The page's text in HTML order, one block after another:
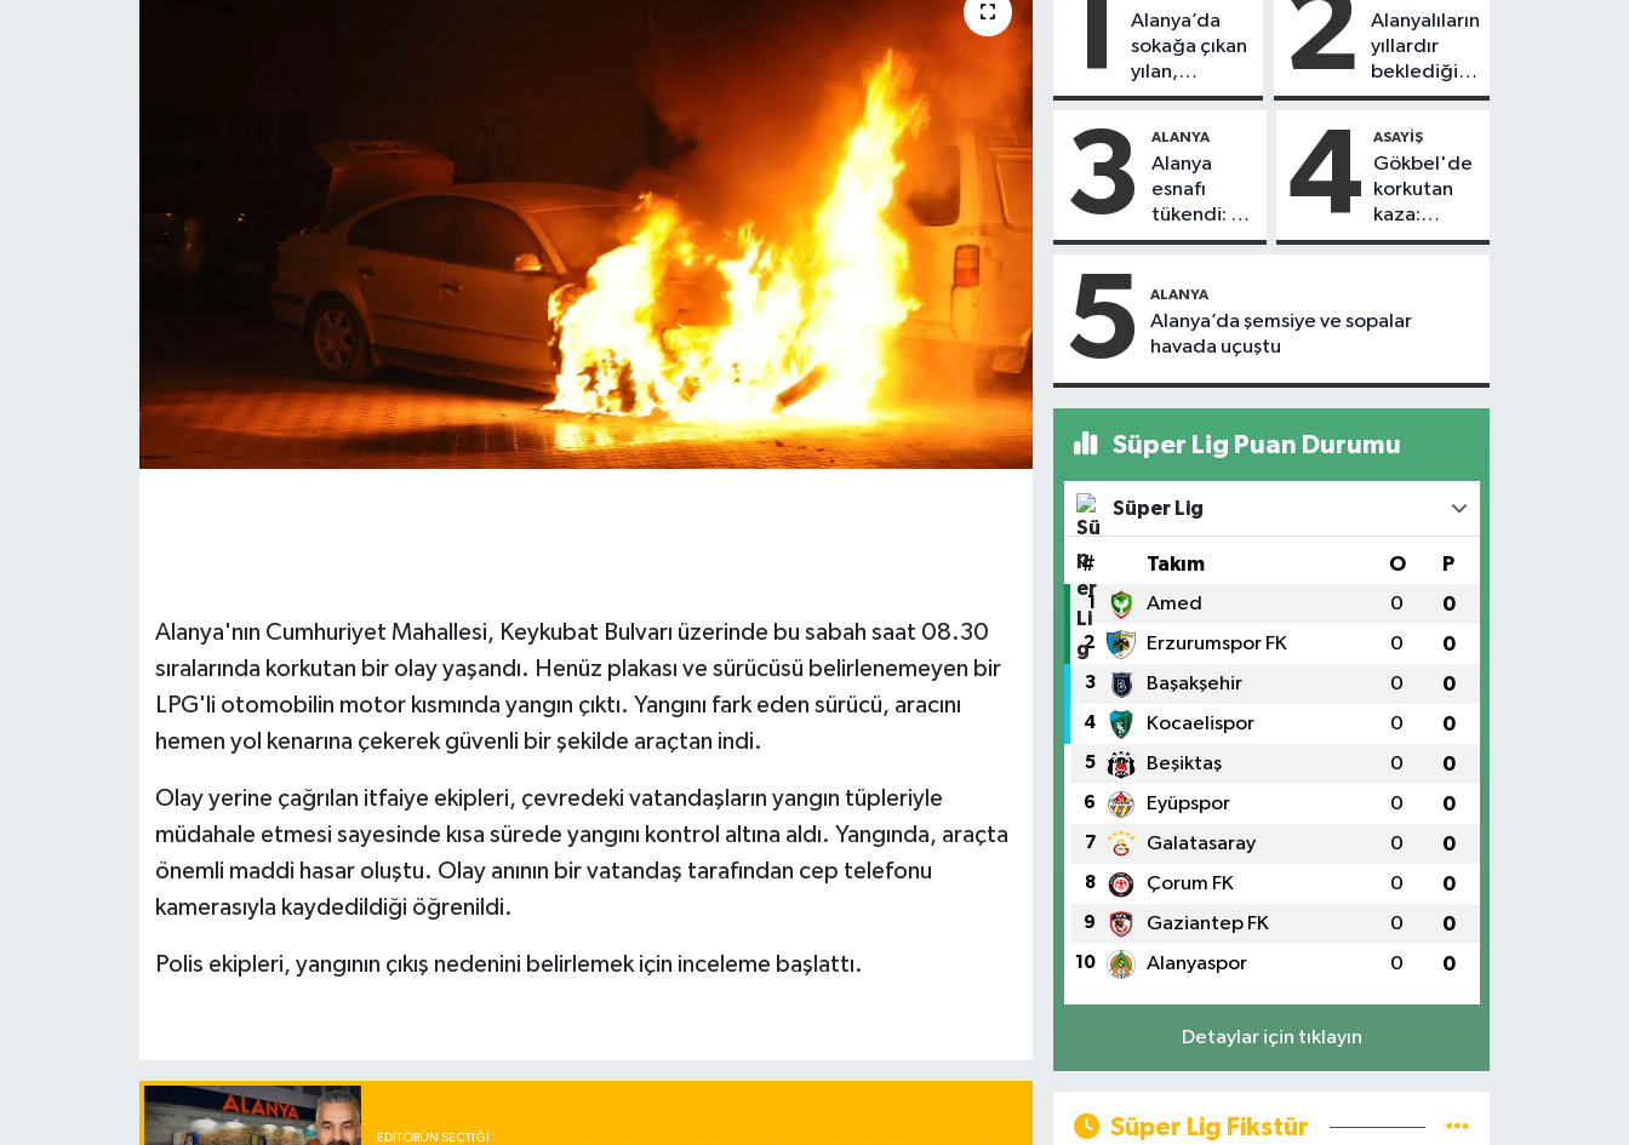
Alanya'nın Cumhuriyet Mahallesi, Keykubat Bulvarı üzerinde bu sabah saat 08.30
sıralarında korkutan bir olay yaşandı. Henüz plakası ve sürücüsü belirlenemeyen bir
LPG'li otomobilin motor kısmında yangın çıktı. Yangını fark eden sürücü, aracını
hemen yol kenarına çekerek güvenli bir şekilde araçtan indi.
Olay yerine çağrılan itfaiye ekipleri, çevredeki vatandaşların yangın tüpleriyle
müdahale etmesi sayesinde kısa sürede yangını kontrol altına aldı. Yangında, araçta
önemli maddi hasar oluştu. Olay anının bir vatandaş tarafından cep telefonu
kamerasıyla kaydedildiği öğrenildi.
Polis ekipleri, yangının çıkış nedenini belirlemek için inceleme başlattı.
EDITÖRÜN SEÇTIĞI
1
Alanya’da
sokağa çıkan
yılan,
vatandaşı
2
Alanyalıların
yıllardır
beklediği
yol askıdan
3 ALANYA
Alanya
esnafı
tükendi: 1
ayda 150
kapandı
4 ASAYIŞ
Gökbel'de
korkutan
kaza:
Başkanın
çarptı
5 ALANYA
Alanya’da şemsiye ve sopalar
havada uçuştu
Süper Lig Puan Durumu
Süper Lig
# Takım O P
1 Amed 0 0
2 Erzurumspor FK 0 0
3 Başakşehir 0 0
4 Kocaelispor 0 0
5 Beşiktaş 0 0
6 Eyüpspor 0 0
7 Galatasaray 0 0
8 Çorum FK 0 0
9 Gaziantep FK 0 0
10 Alanyaspor 0 0
Detaylar için tıklayın
Süper Lig Fikstür